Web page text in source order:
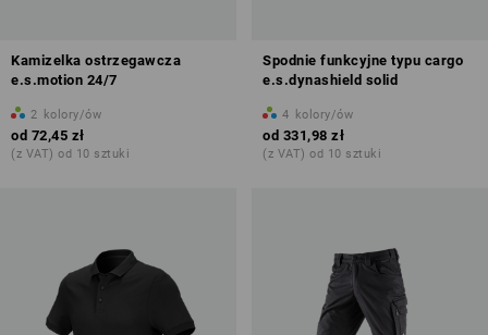
Kamizelka ostrzegawcza
e.s.motion 24/7
2 kolory/ów
od 72,45 zł
(z VAT) od 10 sztuki
Spodnie funkcyjne typu cargo
e.s.dynashield solid
4 kolory/ów
od 331,98 zł
(z VAT) od 10 sztuki